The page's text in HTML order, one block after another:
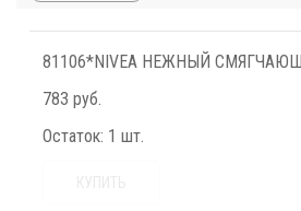
81106*NIVEA НЕЖНЫЙ
783 руб.
Остаток: 1 шт.